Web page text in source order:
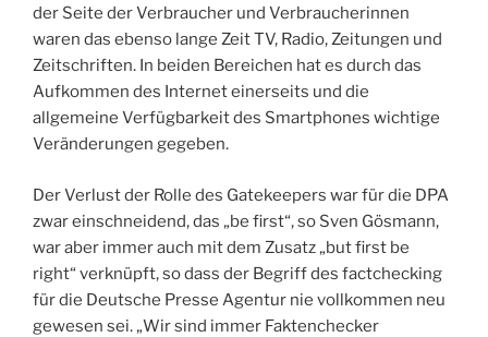
der Seite der Verbraucher und Verbraucherinnen
waren das ebenso lange Zeit TV, Radio, Zeitungen und
Zeitschriften. In beiden Bereichen hat es durch das
Aufkommen des Internet einerseits und die
allgemeine Verfügbarkeit des Smartphones wichtige
Veränderungen gegeben.
Der Verlust der Rolle des Gatekeepers war für die DPA
zwar einschneidend, das „be first“, so Sven Gösmann,
war aber immer auch mit dem Zusatz „but first be
right“ verknüpft, so dass der Begriff des factchecking
für die Deutsche Presse Agentur nie vollkommen neu
gewesen sei. „Wir sind immer Faktenchecker